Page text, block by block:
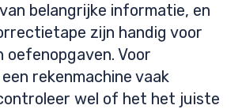
belangrijke informatie, en
zijn handig voor
oefenopgaven. Voor
rekenmachine vaak
wel of het het juiste